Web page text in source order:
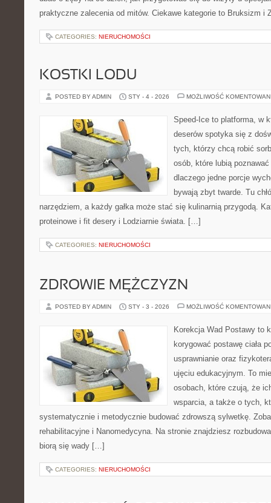
praktyczne zalecenia od mitów. Ciekawe kategorie to Bruksizm i
CATEGORIES: NIERUCHOMOŚCI
KOSTKI LODU
POSTED BY ADMIN STY - 4 - 2026 MOŻLIWOŚĆ
Speed-Ice to platforma, w
deserów spotyka się z
tych, którzy chcą robić
osób, które lubią
dlaczego jedne porcje
bywają zbyt twarde. Tu
narzędziem, a każdy gałka może stać się kulinarnią przygodą.
proteinowe i fit desery i Lodziarnie świata. […]
CATEGORIES: NIERUCHOMOŚCI
ZDROWIE MĘŻCZYZN
POSTED BY ADMIN STY - 3 - 2026 MOŻLIWOŚĆ
Korekcja Wad Postawy to
korygować postawę ciała
usprawnianie oraz
ujęciu edukacyjnym. To
osobach, które czują, że
wsparcia, a także o tych,
systematycznie i metodycznie budować zdrowszą sylwetkę.
rehabilitacyjne i Nanomedycyna. Na stronie znajdziesz
biorą się wady […]
CATEGORIES: NIERUCHOMOŚCI